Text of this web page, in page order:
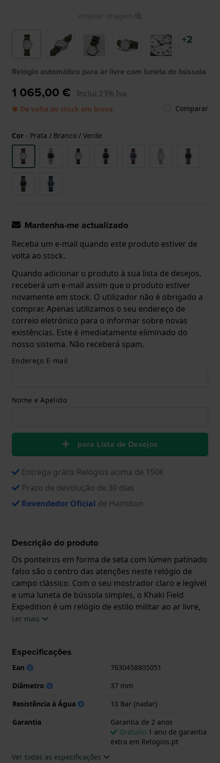
Ampliar imagem
+2
Relógio automático para ar livre com luneta de bússola
1 065,00 € Inclui 23% Iva
● De volta ao stock em breve Comparar
Cor - Prata / Branco / Verde
Mantenha-me actualizado
Receba um e-mail quando este produto estiver de
volta ao stock.
Quando adicionar o produto à sua lista de desejos,
receberá um e-mail assim que o produto estiver
novamente em stock. O utilizador não é obrigado a
comprar. Apenas utilizamos o seu endereço de
correio eletrónico para o informar sobre novas
existências. Este é imediatamente eliminado do
nosso sistema. Não receberá spam.
Endereço E-mail
Nome e Apelido
para Lista de Desejos
Entrega grátis Relógios acima de 150€
Prazo de devolução de 30 dias
Revendedor Oficial de Hamilton
Descrição do produto
Os ponteiros em forma de seta com lúmen patinado
falso são o centro das atenções neste relógio de
campo clássico. Com o seu mostrador claro e legível
e uma luneta de bússola simples, o Khaki Field
Expedition é um relógio de estilo militar ao ar livre,
sem frescuras, que com 37 mm é adequado tanto
bracelete em aço inoxidável, bracelete em pele e
bracelete NATO. Recomendamos a compra da
uma bracelete extra para uma mudança de estilo ou
função.
Este relógio Hamilton tem uma caixa de Inox com
um diâmetro de 37 mm e está equipado com uma
bracelete de Tecido. A caixa possui um movimento
ETA e o relógio tem um vidro Safira.
Ler mais
Especificações
Ean
7630458805051
Diâmetro
37 mm
Resistência à Água
10 Bar (nadar)
Garantia
Garantia de 2 anos
Gratuito 1 ano de garantia
extra em Relogios.pt
Ver todas as especificações